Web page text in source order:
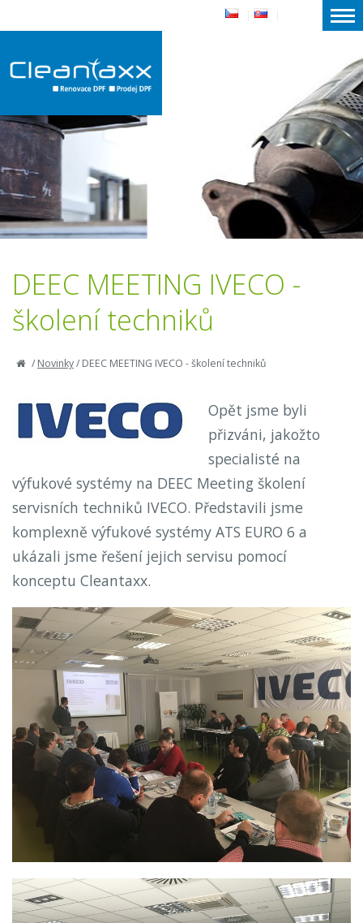
DEEC MEETING IVECO -
školení techniků
/Novinky/DEEC MEETING IVECO - školení techniků
Opět jsme byli
přizváni, jakožto
specialisté na
výfukové systémy na DEEC Meeting školení
servisních techniků IVECO. Představili jsme
komplexně výfukové systémy ATS EURO 6 a
ukázali jsme řešení jejich servisu pomocí
konceptu Cleantaxx.